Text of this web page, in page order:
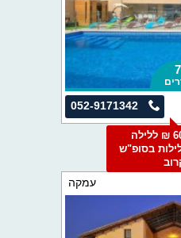
7
052-9171342
החל מ6000 ₪ ללילה
2 לילות בסופ"ש
עמקה